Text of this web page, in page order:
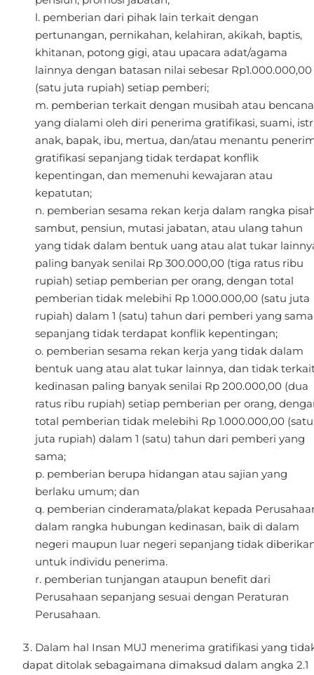
pemberian dari pihak lain terkait dengan
pertunangan, pernikahan, kelahiran, akikah, baptis,
khitanan, potong gigi, atau upacara adat/agama
lainnya dengan batasan nilai sebesar Rp1.000.000,00
(satu juta rupiah) setiap pemberi;
pemberian terkait dengan musibah atau bencana
yang dialami oleh diri penerima gratifikasi, suami,
anak, bapak, ibu, mertua, dan/atau menantu
gratifikasi sepanjang tidak terdapat konflik
kepentingan, dan memenuhi kewajaran atau
kepatutan;
pemberian sesama rekan kerja dalam rangka
sambut, pensiun, mutasi jabatan, atau ulang tahun
yang tidak dalam bentuk uang atau alat tukar
paling banyak senilai Rp 300.000,00 (tiga ratus ribu
rupiah) setiap pemberian per orang, dengan total
pemberian tidak melebihi Rp 1.000.000,00 (satu juta
rupiah) dalam 1 (satu) tahun dari pemberi yang
sepanjang tidak terdapat konflik kepentingan;
pemberian sesama rekan kerja yang tidak dalam
bentuk uang atau alat tukar lainnya, dan tidak
kedinasan paling banyak senilai Rp 200.000,00 (dua
ratus ribu rupiah) setiap pemberian per orang,
total pemberian tidak melebihi Rp 1.000.000,00 (satu
juta rupiah) dalam 1 (satu) tahun dari pemberi yang
sama;
pemberian berupa hidangan atau sajian yang
berlaku umum; dan
pemberian cinderamata/plakat kepada
dalam rangka hubungan kedinasan, baik di dalam
negeri maupun luar negeri sepanjang tidak
untuk individu penerima.
pemberian tunjangan ataupun benefit dari
Perusahaan sepanjang sesuai dengan Peraturan
Perusahaan.
Dalam hal Insan MUJ menerima gratifikasi yang
dapat ditolak sebagaimana dimaksud dalam angka 2.1